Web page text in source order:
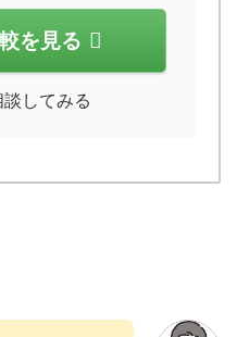
を見る
してみる